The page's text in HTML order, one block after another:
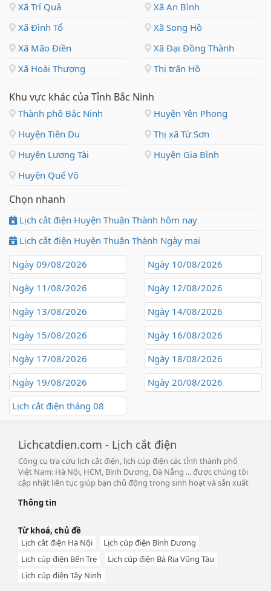
Xã Trí Quả
Xã An Bình
Xã Đình Tổ
Xã Song Hồ
Xã Mão Điền
Xã Đại Đồng Thành
Xã Hoài Thượng
Thị trấn Hồ
Khu vực khác của Tỉnh Bắc Ninh
Thành phố Bắc Ninh
Huyện Yên Phong
Huyện Tiên Du
Thị xã Từ Sơn
Huyện Lương Tài
Huyện Gia Bình
Huyện Quế Võ
Chọn nhanh
Lịch cắt điện Huyện Thuận Thành hôm nay
Lịch cắt điện Huyện Thuận Thành Ngày mai
Ngày 09/08/2026
Ngày 10/08/2026
Ngày 11/08/2026
Ngày 12/08/2026
Ngày 13/08/2026
Ngày 14/08/2026
Ngày 15/08/2026
Ngày 16/08/2026
Ngày 17/08/2026
Ngày 18/08/2026
Ngày 19/08/2026
Ngày 20/08/2026
Lịch cắt điện tháng 08
Lichcatdien.com - Lịch cắt điện
Công cụ tra cứu lịch cắt điện, lịch cúp điện các tỉnh thành phố
Việt Nam: Hà Nội, HCM, Bình Dương, Đà Nẵng ... được chúng tôi
cập nhật liên tục giúp bạn chủ động trong sinh hoạt và sản xuất
Thông tin
Từ khoá, chủ đề
Lịch cắt điện Hà Nội
Lịch cúp điện Bình Dương
Lịch cúp điện Bến Tre
Lịch cúp điện Bà Rịa Vũng Tàu
Lịch cúp điện Tây Ninh